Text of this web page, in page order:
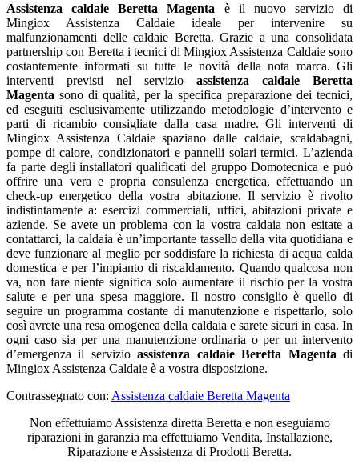
Assistenza caldaie Beretta Magenta è il nuovo servizio di
Mingiox Assistenza Caldaie ideale per intervenire su
malfunzionamenti delle caldaie Beretta. Grazie a una consolidata
partnership con Beretta i tecnici di Mingiox Assistenza Caldaie sono
costantemente informati su tutte le novità della nota marca. Gli
interventi previsti nel servizio assistenza caldaie Beretta
Magenta sono di qualità, per la specifica preparazione dei tecnici,
ed eseguiti esclusivamente utilizzando metodologie d’intervento e
parti di ricambio consigliate dalla casa madre. Gli interventi di
Mingiox Assistenza Caldaie spaziano dalle caldaie, scaldabagni,
pompe di calore, condizionatori e pannelli solari termici. L’azienda
fa parte degli installatori qualificati del gruppo Domotecnica e può
offrire una vera e propria consulenza energetica, effettuando un
check-up energetico della vostra abitazione. Il servizio è rivolto
indistintamente a: esercizi commerciali, uffici, abitazioni private e
aziende. Se avete un problema con la vostra caldaia non esitate a
contattarci, la caldaia è un’importante tassello della vita quotidiana e
deve funzionare al meglio per soddisfare la richiesta di acqua calda
domestica e per l’impianto di riscaldamento. Quando qualcosa non
va, non fare niente significa solo aumentare il rischio per la vostra
salute e per una spesa maggiore. Il nostro consiglio è quello di
seguire un programma costante di manutenzione e rispettarlo, solo
così avrete una resa omogenea della caldaia e sarete sicuri in casa. In
ogni caso sia per una manutenzione ordinaria o per un intervento
d’emergenza il servizioassistenza caldaie Beretta Magenta di
Mingiox Assistenza Caldaie è a vostra disposizione.
Contrassegnato con: Assistenza caldaie Beretta Magenta
Non effettuiamo Assistenza diretta Beretta e non eseguiamo
riparazioni in garanzia ma effettuiamo Vendita, Installazione,
Riparazione e Assistenza di Prodotti Beretta.